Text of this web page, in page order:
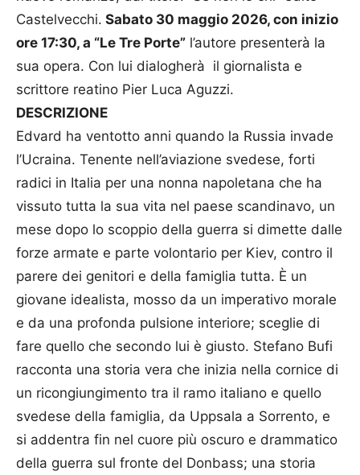
Castelvecchi. Sabato 30 maggio 2026, con inizio
ore 17:30, a “Le Tre Porte” l’autore presenterà la
sua opera. Con lui dialogherà il giornalista e
scrittore reatino Pier Luca Aguzzi.
DESCRIZIONE
Edvard ha ventotto anni quando la Russia invade
l’Ucraina. Tenente nell’aviazione svedese, forti
radici in Italia per una nonna napoletana che ha
vissuto tutta la sua vita nel paese scandinavo, un
mese dopo lo scoppio della guerra si dimette dalle
forze armate e parte volontario per Kiev, contro il
parere dei genitori e della famiglia tutta. È un
giovane idealista, mosso da un imperativo morale
e da una profonda pulsione interiore; sceglie di
fare quello che secondo lui è giusto. Stefano Bufi
racconta una storia vera che inizia nella cornice di
un ricongiungimento tra il ramo italiano e quello
svedese della famiglia, da Uppsala a Sorrento, e
si addentra fin nel cuore più oscuro e drammatico
della guerra sul fronte del Donbass; una storia